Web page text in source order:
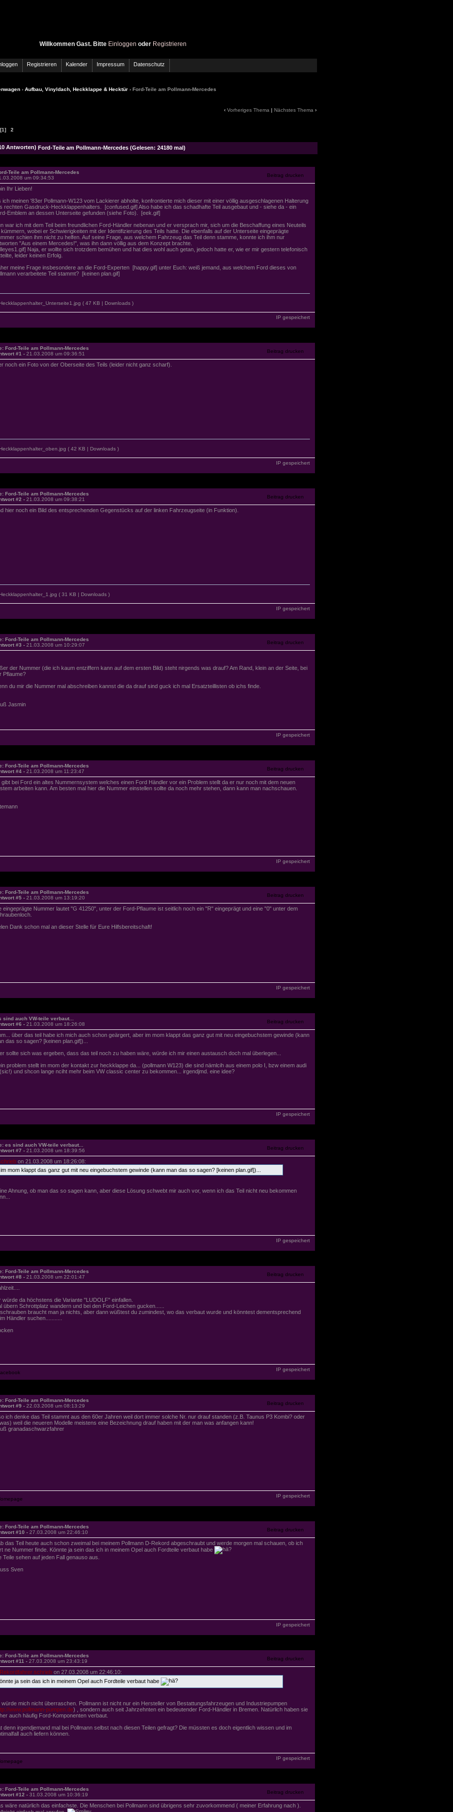
Willkommen Gast. Bitte Einloggen oder Registrieren
Registrieren Kalender Impressum Datenschutz
› Aufbau, Vinyldach, Heckklappe & Hecktür› Ford-Teile am Pollmann-Mercedes
‹ Vorheriges Thema | Nächstes Thema ›
[1] 2
Ford-Teile am Pollmann-Mercedes (Gelesen: 24180 mal)
Teile am Pollmann-Mercedes
um 09:34:53
Ihr Lieben!
ich meinen '83er Pollmann-W123 vom Lackierer abholte, konfrontierte mich dieser mit einer völlig ausgeschlagenen Halterung
rechten Gasdruck-Heckklappenhalters. [confused.gif] Also habe ich das schadhafte Teil ausgebaut und - siehe da - ein
Emblem an dessen Unterseite gefunden (siehe Foto). [eek.gif]
war ich mit dem Teil beim freundlichen Ford-Händler nebenan und er versprach mir, sich um die Beschaffung eines Neuteils
wobei er Schwierigkeiten mit der Identifizierung des Teils hatte. Die ebenfalls auf der Unterseite eingeprägte
schien ihm nicht zu helfen. Auf seine Frage, aus welchem Fahrzeug das Teil denn stamme, konnte ich ihm nur
"Aus einem Mercedes!", was ihn dann völlig aus dem Konzept brachte.
Naja, er wollte sich trotzdem bemühen und hat dies wohl auch getan, jedoch hatte er, wie er mir gestern telefonisch
leider keinen Erfolg.
meine Frage insbesondere an die Ford-Experten [happy.gif] unter Euch: weiß jemand, aus welchem Ford dieses von
verarbeitete Teil stammt? [keinen plan.gif]
( 47 KB | Downloads )
IP gespeichert
Ford-Teile am Pollmann-Mercedes
#1 - 21.03.2008 um 09:36:51
noch ein Foto von der Oberseite des Teils (leider nicht ganz scharf).
( 42 KB | Downloads )
IP gespeichert
Ford-Teile am Pollmann-Mercedes
#2 - 21.03.2008 um 09:38:21
hier noch ein Bild des entsprechenden Gegenstücks auf der linken Fahrzeugseite (in Funktion).
( 31 KB | Downloads )
IP gespeichert
Ford-Teile am Pollmann-Mercedes
#3 - 21.03.2008 um 10:29:07
der Nummer (die ich kaum entziffern kann auf dem ersten Bild) steht nirgends was drauf? Am Rand, klein an der Seite, bei
Pflaume?
du mir die Nummer mal abschreiben kannst die da drauf sind guck ich mal Ersatzteillisten ob ichs finde.
Jasmin
IP gespeichert
Ford-Teile am Pollmann-Mercedes
#4 - 21.03.2008 um 11:23:47
gibt bei Ford ein altes Nummernsystem welches einen Ford Händler vor ein Problem stellt da er nur noch mit dem neuen
arbeiten kann. Am besten mal hier die Nummer einstellen sollte da noch mehr stehen, dann kann man nachschauen.
IP gespeichert
Ford-Teile am Pollmann-Mercedes
#5 - 21.03.2008 um 13:19:20
eingeprägte Nummer lautet "G 41250", unter der Ford-Pflaume ist seitlich noch ein "R" eingeprägt und eine "0" unter dem
Dank schon mal an dieser Stelle für Eure Hilfsbereitschaft!
IP gespeichert
sind auch VW-teile verbaut...
#6 - 21.03.2008 um 18:26:08
über das teil habe ich mich auch schon geärgert, aber im mom klappt das ganz gut mit neu eingebuchstem gewinde (kann
das so sagen? [keinen plan.gif])...
sollte sich was ergeben, dass das teil noch zu haben wäre, würde ich mir einen austausch doch mal überlegen...
problem stellt im mom der kontakt zur heckklappe da... (pollmann W123) die sind nämlcih aus einem polo I, bzw einem audi
und shcon lange nciht mehr beim VW classic center zu bekommen... irgendjmd. eine idee?
IP gespeichert
es sind auch VW-teile verbaut...
#7 - 21.03.2008 um 18:39:56
on 21.03.2008 um 18:26:08:
mom klappt das ganz gut mit neu eingebuchstem gewinde (kann man das so sagen? [keinen plan.gif])...
Ahnung, ob man das so sagen kann, aber diese Lösung schwebt mir auch vor, wenn ich das Teil nicht neu bekommen
IP gespeichert
Ford-Teile am Pollmann-Mercedes
#8 - 21.03.2008 um 22:01:47
würde da höchstens die Variante "LUDOLF" einfallen.
übern Schrottplatz wandern und bei den Ford-Leichen gucken......
braucht man ja nichts, aber dann wüßtest du zumindest, wo das verbaut wurde und könntest dementsprechend
Händler suchen...........
IP gespeichert
Ford-Teile am Pollmann-Mercedes
#9 - 22.03.2008 um 08:13:29
ich denke das Teil stammt aus den 60er Jahren weil dort immer solche Nr. nur drauf standen (z.B. Taunus P3 Kombi? oder
weil die neueren Modelle meistens eine Bezeichnung drauf haben mit der man was anfangen kann!
granadaschwarzfahrer
IP gespeichert
Ford-Teile am Pollmann-Mercedes
#10 - 27.03.2008 um 22:46:10
das Teil heute auch schon zweimal bei meinem Pollmann D-Rekord abgeschraubt und werde morgen mal schauen, ob ich
ne Nummer finde. Könnte ja sein das ich in meinem Opel auch Fordteile verbaut habe
Teile sehen auf jeden Fall genauso aus.
Sven
IP gespeichert
Ford-Teile am Pollmann-Mercedes
#11 - 27.03.2008 um 23:43:19
schriebon 27.03.2008 um 22:46:10:
ja sein das ich in meinem Opel auch Fordteile verbaut habe
würde mich nicht überraschen. Pollmann ist nicht nur ein Hersteller von Bestattungsfahrzeugen und Industriepumpen
www.pollmann-pumpen.de) , sondern auch seit Jahrzehnten ein bedeutender Ford-Händler in Bremen. Natürlich haben sie
auch häufig Ford-Komponenten verbaut.
denn irgendjemand mal bei Pollmann selbst nach diesen Teilen gefragt? Die müssten es doch eigentlich wissen und im
auch liefern können.
IP gespeichert
Ford-Teile am Pollmann-Mercedes
#12 - 31.03.2008 um 10:36:19
wäre natürlich das einfachste. Die Menschen bei Pollmann sind übrigens sehr zuvorkommend ( meiner Erfahrung nach ).